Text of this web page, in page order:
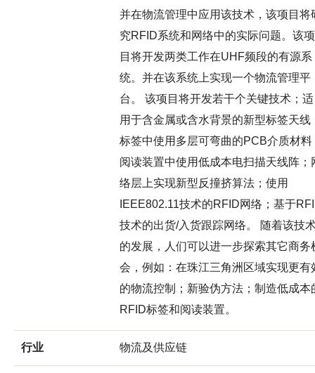
并在物流管理中应用该技术，该项目将
究RFID系统和网络中的实际问题。该项
目将开发两类工作在UHF频段的有源系
统。并在该系统上实现一个物流管理平
台。 该项目将开发若干个关键技术；适
用于含金属或含水背景的新型标签天线
标签中使用多层可弯曲的PCB介质材料
阅读装置中使用低成本电扫描天线阵；
络层上实现新型反撞挤算法；使用
IEEE802.11技术的RFID网络；基于
技术的出货/入货跟踪网络。 随着该技
的发展，人们可以进一步探索其它商务
会，例如：在珠江三角洲区域实现更有
的物流控制；新验伪方法；制造低成本
RFID标签和阅读装置。
行业 物流及供应链